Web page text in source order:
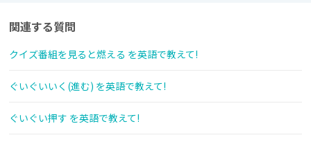
関連する質問
クイズ番組を見ると燃える を英語で教えて!
ぐいぐいいく(進む) を英語で教えて!
ぐいぐい押す を英語で教えて!